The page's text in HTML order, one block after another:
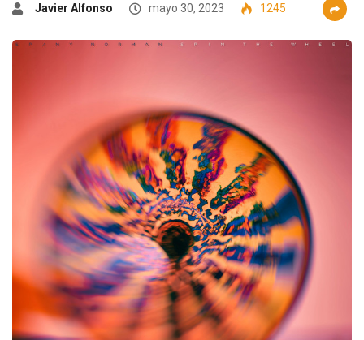
Javier Alfonso mayo 30, 2023 1245